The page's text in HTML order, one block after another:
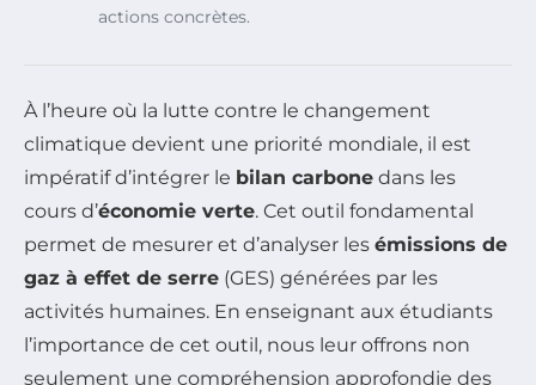
actions concrètes.
À l’heure où la lutte contre le changement
climatique devient une priorité mondiale, il est
impératif d’intégrer le bilan carbone dans les
cours d’économie verte. Cet outil fondamental
permet de mesurer et d’analyser les émissions de
gaz à effet de serre (GES) générées par les
activités humaines. En enseignant aux étudiants
l’importance de cet outil, nous leur offrons non
seulement une compréhension approfondie des